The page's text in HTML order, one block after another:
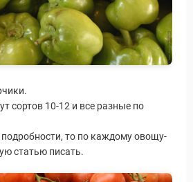
сортов 10-12 и все разные по
подробности, то по каждому овощу-
статью писать.